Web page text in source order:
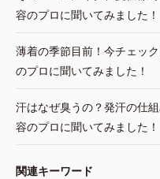
容のプロに聞いてみました！
薄着の季節目前！今チェッ
のプロに聞いてみました！
汗はなぜ臭うの？発汗の仕
容のプロに聞いてみました！
関連キーワード